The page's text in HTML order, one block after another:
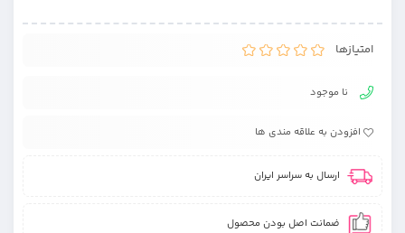
امتیازها
نا موجود
افزودن به علاقه مندی ها
ارسال به سراسر ایران
ضمانت اصل بودن محصول